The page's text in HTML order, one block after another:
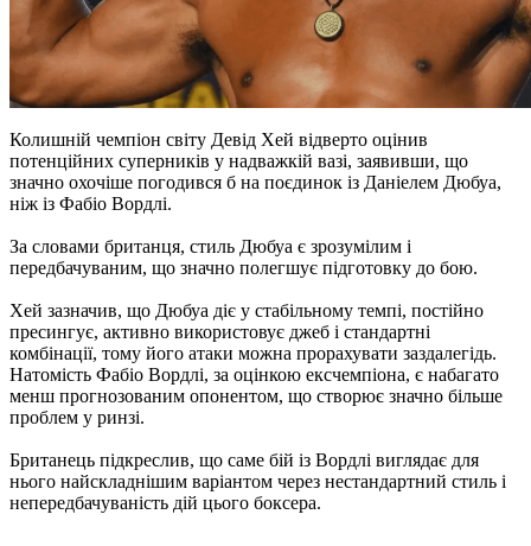
Колишній чемпіон світу Девід Хей відверто оцінив
потенційних суперників у надважкій вазі, заявивши, що
значно охочіше погодився б на поєдинок із Даніелем Дюбуа,
ніж із Фабіо Вордлі.
За словами британця, стиль Дюбуа є зрозумілим і
передбачуваним, що значно полегшує підготовку до бою.
Хей зазначив, що Дюбуа діє у стабільному темпі, постійно
пресингує, активно використовує джеб і стандартні
комбінації, тому його атаки можна прорахувати заздалегідь.
Натомість Фабіо Вордлі, за оцінкою ексчемпіона, є набагато
менш прогнозованим опонентом, що створює значно більше
проблем у ринзі.
Британець підкреслив, що саме бій із Вордлі виглядає для
нього найскладнішим варіантом через нестандартний стиль і
непередбачуваність дій цього боксера.